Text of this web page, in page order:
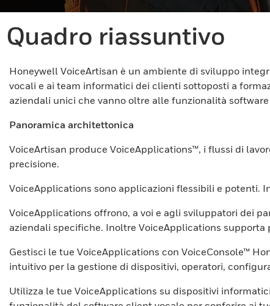
Quadro riassuntivo
Honeywell VoiceArtisan è un ambiente di sviluppo
vocali e ai team informatici dei clienti sottoposti a
aziendali unici che vanno oltre alle funzionalità
Panoramica architettonica
VoiceArtisan produce VoiceApplications™, i flussi di
precisione.
VoiceApplications sono applicazioni flessibili e potenti.
VoiceApplications offrono, a voi e agli sviluppatori dei
aziendali specifiche. Inoltre VoiceApplications
Gestisci le tue VoiceApplications con VoiceConsole™
intuitivo per la gestione di dispositivi, operatori,
Utilizza le tue VoiceApplications su dispositivi